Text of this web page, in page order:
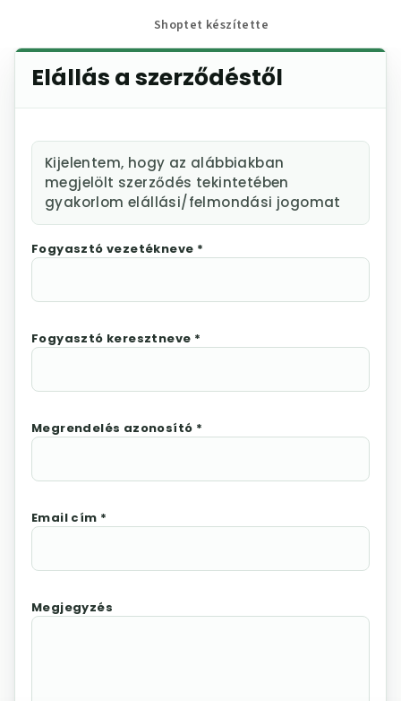
Shoptet készítette
Elállás a szerződéstől
Kijelentem, hogy az alábbiakban
megjelölt szerződés tekintetében
gyakorlom elállási/felmondási jogomat
Fogyasztó vezetékneve *
Fogyasztó keresztneve *
Megrendelés azonosító *
Email cím *
Megjegyzés